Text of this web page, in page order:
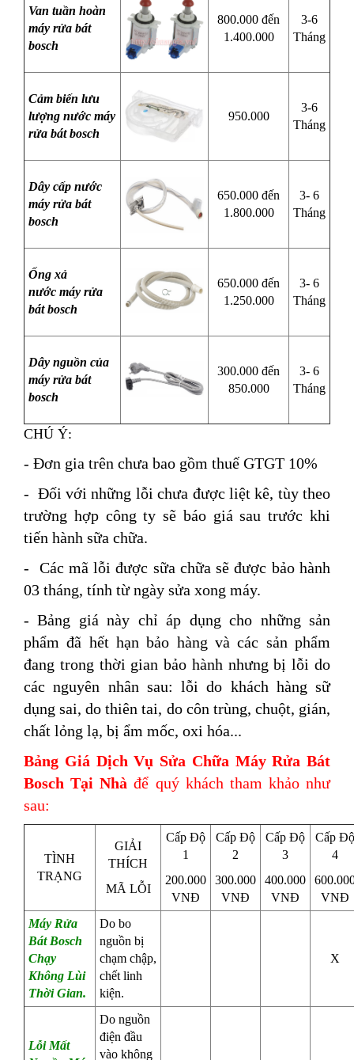
Van tuần hoàn
máy rửa bát
bosch
800.000 đến
1.400.000
3-6
Tháng
Cảm biến lưu
lượng nước máy
rửa bát bosch
950.000
3-6
Tháng
Dây cấp nước
máy rửa bát
bosch
650.000 đến
1.800.000
3- 6
Tháng
Ống xả
nước máy rửa
bát bosch
650.000 đến
1.250.000
3- 6
Tháng
Dây nguồn của
máy rửa bát
bosch
300.000 đến
850.000
3- 6
Tháng
CHÚ Ý:
- Đơn gia trên chưa bao gồm thuế GTGT 10%
- Đối với những lỗi chưa được liệt kê, tùy theo
trường hợp công ty sẽ báo giá sau trước khi
tiến hành sữa chữa.
- Các mã lỗi được sữa chữa sẽ được bảo hành
03 tháng, tính từ ngày sửa xong máy.
- Bảng giá này chỉ áp dụng cho những sản
phẩm đã hết hạn bảo hàng và các sản phẩm
đang trong thời gian bảo hành nhưng bị lỗi do
các nguyên nhân sau: lỗi do khách hàng sữ
dụng sai, do thiên tai, do côn trùng, chuột, gián,
chất lỏng lạ, bị ẩm mốc, oxi hóa...
Bảng Giá Dịch Vụ Sửa Chữa Máy Rửa Bát
Bosch Tại Nhàđể quý khách tham khảo như
sau:
TÌNH
TRẠNG
GIẢI
THÍCH
MÃ LỖI
Cấp Độ
1
200.000
VNĐ
Cấp Độ
2
300.000
VNĐ
Cấp Độ
3
400.000
VNĐ
Cấp Độ
4
VNĐ
Máy Rửa
Bát Bosch
Chạy
Không Lùi
Thời Gian.
Do bo
nguồn bị
chạm chập,
chết linh
kiện.
X
Lỗi Mất
Do nguồn
điện đầu
vào không